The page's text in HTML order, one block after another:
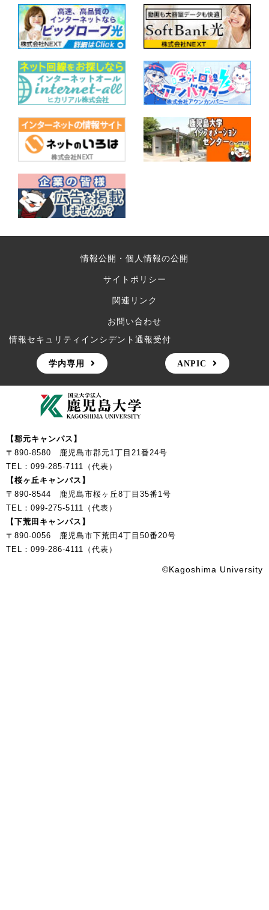
情報公開・個人情報の公開
サイトポリシー
関連リンク
お問い合わせ
情報セキュリティインシデント通報受付
学内専用 ANPIC
【郡元キャンパス】
〒890-8580 鹿児島市郡元1丁目21番24号
TEL：099-285-7111（代表）
【桜ヶ丘キャンパス】
〒890-8544 鹿児島市桜ヶ丘8丁目35番1号
TEL：099-275-5111（代表）
【下荒田キャンパス】
〒890-0056 鹿児島市下荒田4丁目50番20号
TEL：099-286-4111（代表）
©Kagoshima University